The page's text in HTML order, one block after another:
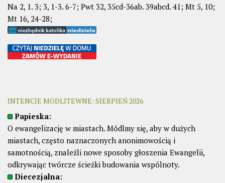
Na 2, 1. 3; 3, 1-3. 6-7; Pwt 32, 35cd-36ab. 39abcd. 41; Mt 5, 10;
Mt 16, 24-28;
INTENCJE MODLITEWNE: SIERPIEŃ 2026
Papieska:
O ewangelizację w miastach. Módlmy się, aby w dużych
miastach, często naznaczonych anonimowością i
samotnością, znaleźli nowe sposoby głoszenia Ewangelii,
odkrywając twórcze ścieżki budowania wspólnoty.
Diecezjalna: